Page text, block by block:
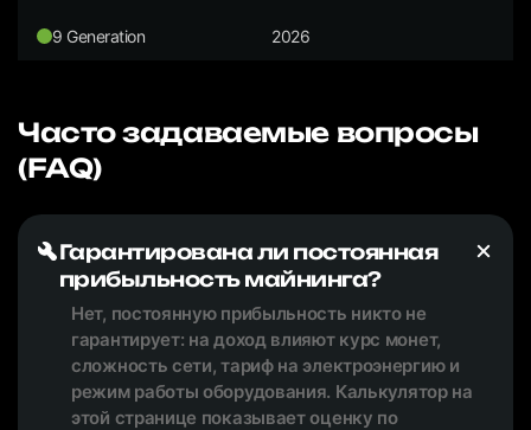
9 Generation 2026
Часто задаваемые вопросы
(FAQ)
Гарантирована ли постоянная
прибыльность майнинга?
Нет, постоянную прибыльность никто не
гарантирует: на доход влияют курс монет,
сложность сети, тариф на электроэнергию и
режим работы оборудования. Калькулятор на
этой странице показывает оценку по